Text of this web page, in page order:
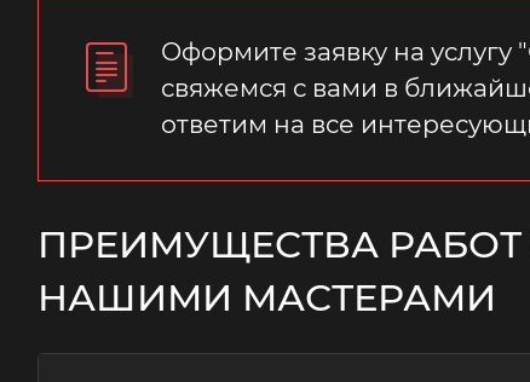
Оформите заявку на услугу
свяжемся с вами в
ответим на все
ПРЕИМУЩЕСТВА
НАШИМИ МАСТЕРАМИ